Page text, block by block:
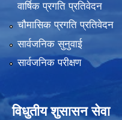
वार्षिक प्रगति प्रतिवेदन
चौमासिक प्रगति प्रतिवेदन
सार्वजनिक सुनुवाई
सार्वजनिक परीक्षण
विधुतीय शुसासन सेवा